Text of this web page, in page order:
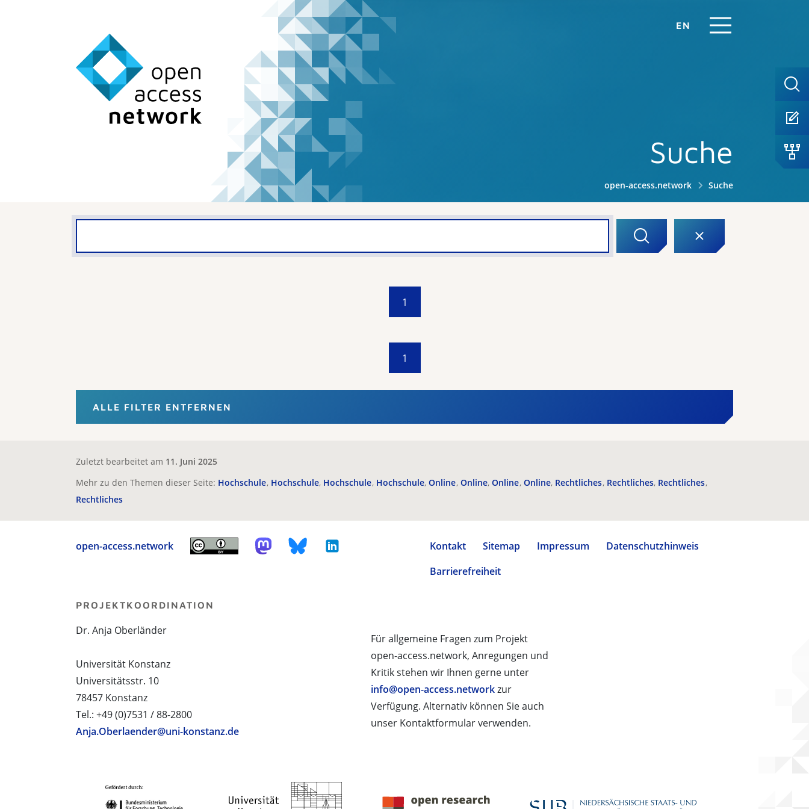
EN
Suche
open-access.network Suche
1
1
ALLE FILTER ENTFERNEN
Zuletzt bearbeitet am 11. Juni 2025
Mehr zu den Themen dieser Seite: Hochschule Hochschule Hochschule Hochschule Online Online Online Online Rechtliches Rechtliches Rechtliches
Rechtliches
open-access.network Kontakt Sitemap Impressum
Datenschutzhinweis
Barrierefreiheit
Für allgemeine Fragen zum Projekt
open-access.network, Anregungen und
Kritik stehen wir Ihnen gerne unter
info@open-access.networkzur
Verfügung. Alternativ können Sie auch
unser Kontaktformular verwenden.
PROJEKTKOORDINATION
Dr. Anja Oberländer
Universität Konstanz
Universitätsstr. 10
78457 Konstanz
Tel.: +49 (0)7531 / 88-2800
Anja.Oberlaender@uni-konstanz.de